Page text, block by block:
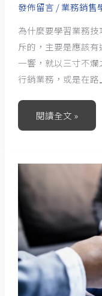
發佈留言 /業務銷售
為什麼要學習業務
斥的，主要是應該
一響，就以三寸不
行銷業務，或是在
閱讀全文 »
務
溫